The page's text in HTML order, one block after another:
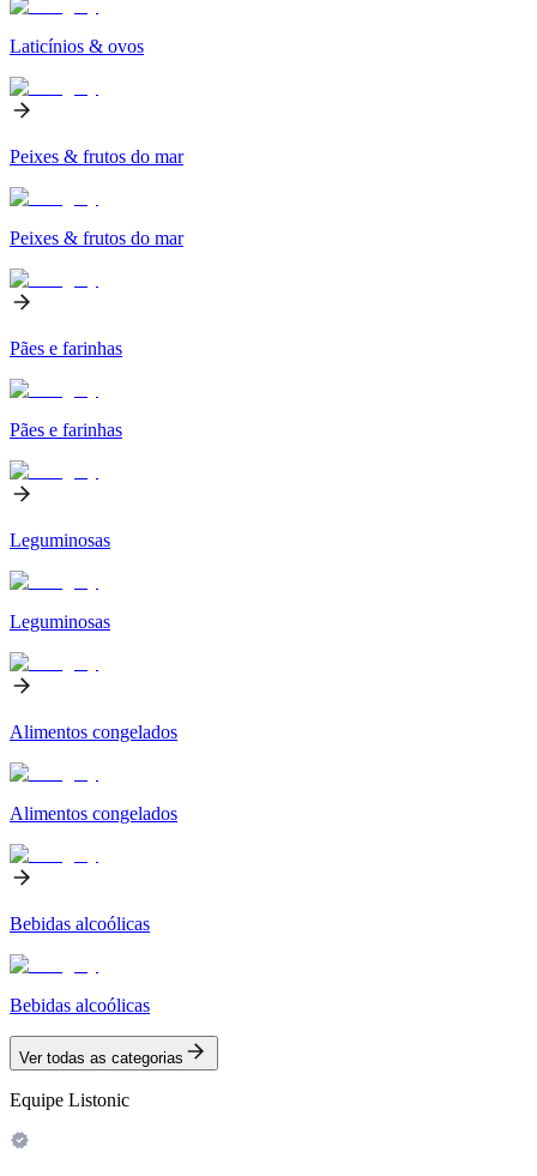
Laticínios & ovos
Peixes & frutos do mar
Peixes & frutos do mar
Pães e farinhas
Pães e farinhas
Leguminosas
Leguminosas
Alimentos congelados
Alimentos congelados
Bebidas alcoólicas
Bebidas alcoólicas
Ver todas as categorias
Equipe Listonic